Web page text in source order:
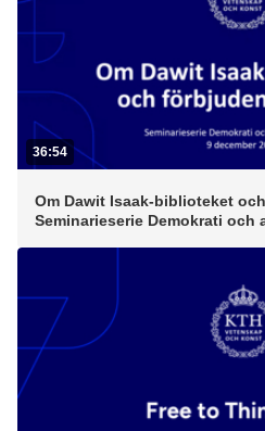
36:54
Om Dawit Isaak-biblioteket
Seminarieserie Demokrati och